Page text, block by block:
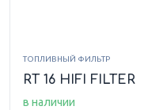
ТОПЛИВНЫЙ ФИЛЬТР
RT 16 HIFI FILTER
в наличии